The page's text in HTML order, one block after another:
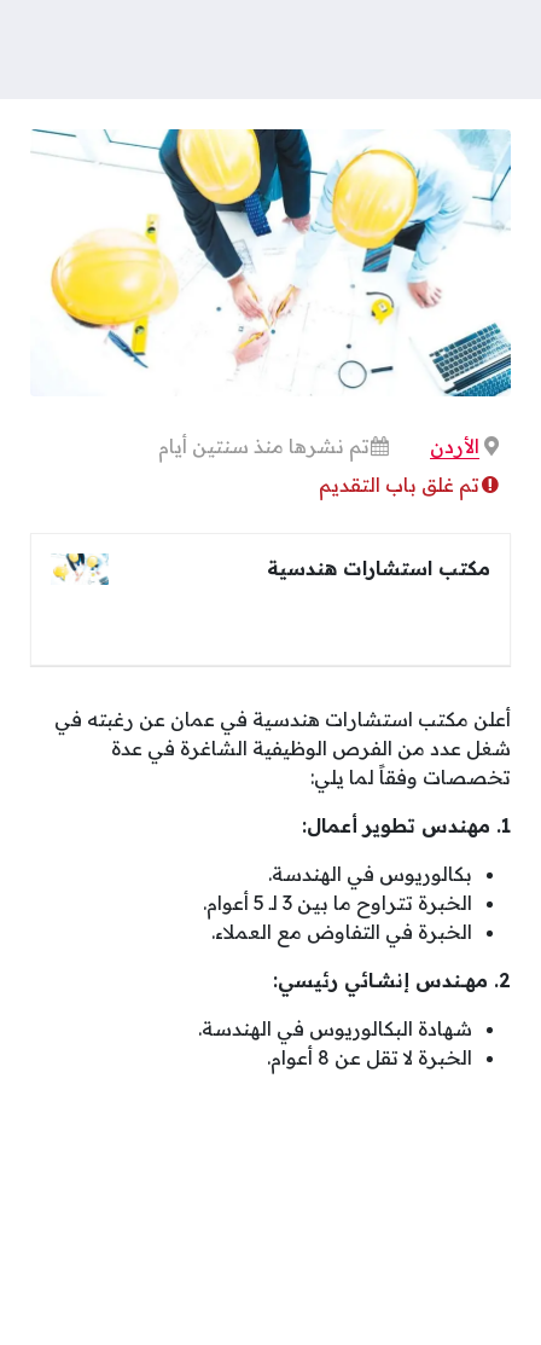
الأردن
تم نشرها منذ سنتين أيام
تم غلق باب التقديم
مكتب استشارات هندسية
أعلن مكتب استشارات هندسية في عمان عن رغبته في
شغل عدد من الفرص الوظيفية الشاغرة في عدة
تخصصات وفقاً لما يلي:
1. مهندس تطوير أعمال:
بكالوريوس في الهندسة.
الخبرة تتراوح ما بين 3 لـ 5 أعوام.
الخبرة في التفاوض مع العملاء.
2. مهـــندس إنشــائي رئيسي:
شهادة البكالوريوس في الهندسة.
الخبرة لا تقل عن 8 أعوام.